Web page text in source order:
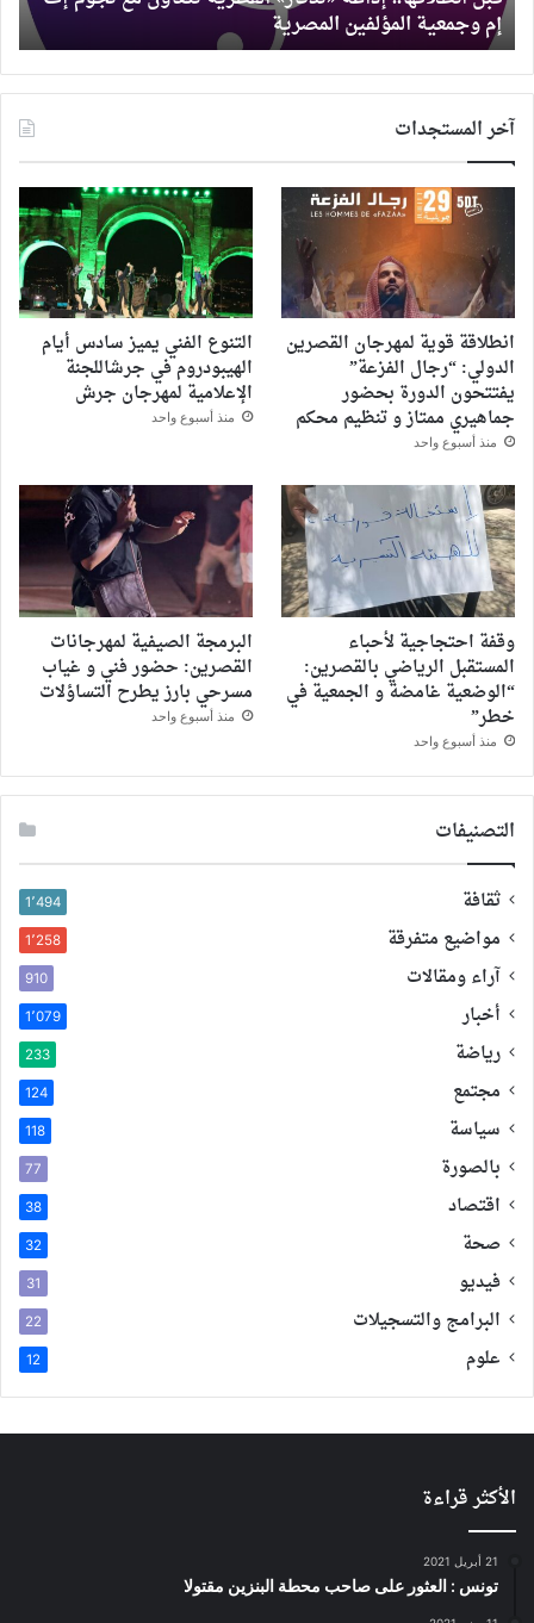
وجمعية
المؤلفين
المصرية
إم وجمعية المؤلفين المصرية
آخر المستجدات
انطلاقة قوية لمهرجان القصرين
الدولي: “رجال الفزعة”
يفتتحون الدورة بحضور
جماهيري ممتاز و تنظيم محكم
منذ أسبوع واحد
التنوع الفني يميز سادس أيام
الهيبودروم في جرشاللجنة
الإعلامية لمهرجان جرش
منذ أسبوع واحد
وقفة احتجاجية لأحباء
المستقبل الرياضي بالقصرين:
“الوضعية غامضة و الجمعية في
خطر”
منذ أسبوع واحد
البرمجة الصيفية لمهرجانات
القصرين: حضور فني و غياب
مسرحي بارز يطرح التساؤلات
منذ أسبوع واحد
التصنيفات
ثقافة 1٬494
مواضيع متفرقة 1٬258
آراء ومقالات 910
أخبار 1٬079
رياضة 233
مجتمع 124
سياسة 118
بالصورة 77
اقتصاد 38
صحة 32
فيديو 31
البرامج والتسجيلات 22
علوم 12
الأكثر قراءة
21 أبريل 2021
تونس : العثور على صاحب محطة البنزين مقتولا